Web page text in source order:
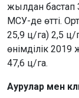
жылдан
МСУ-де өтті.
25,9 ц/га) 2,5 ц/
өнімділік
47,6 ц/га.
Аурулар мен